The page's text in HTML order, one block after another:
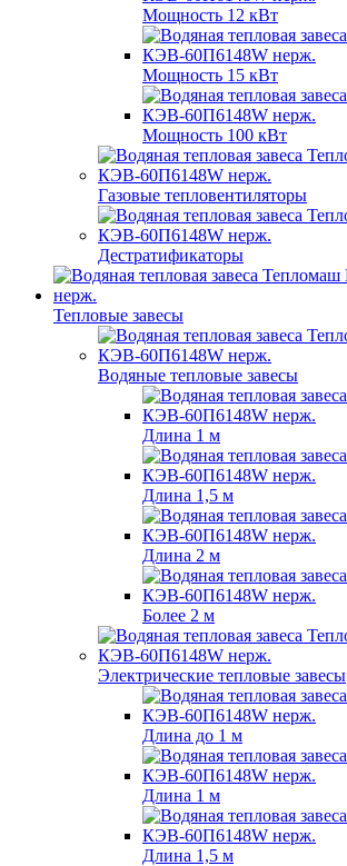
Мощность 12 кВт
Мощность 15 кВт
Мощность 100 кВт
Газовые тепловентиляторы
Дестратификаторы
Тепловые завесы
Водяные тепловые завесы
Длина 1 м
Длина 1,5 м
Длина 2 м
Более 2 м
Электрические тепловые завесы
Длина до 1 м
Длина 1 м
Длина 1,5 м